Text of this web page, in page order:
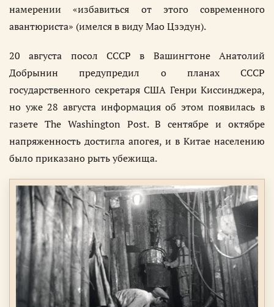
намерении «избавиться от этого современного
авантюриста» (имелся в виду Мао Цзэдун).
20 августа посол СССР в Вашингтоне Анатолий
Добрынин предупредил о планах СССР
государственного секретаря США Генри Киссинджера,
но уже 28 августа информация об этом появилась в
газете The Washington Post. В сентябре и октябре
напряженность достигла апогея, и в Китае населению
было приказано рыть убежища.